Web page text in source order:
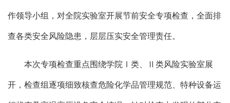
作领导小组，对全院实验室开展节前安全专项检查，全面排
查各类安全风险隐患，层层压实安全管理责任。
本次专项检查重点围绕学院Ⅰ类、Ⅱ类风险实验室展
开，检查组逐项细致核查危险化学品管理规范、特种设备运